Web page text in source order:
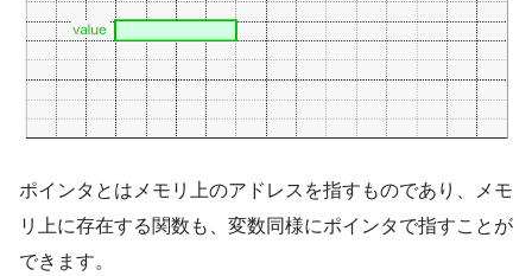
ポインタとはメモリ上のアドレスを指すものであり、メモ
リ上に存在する関数も、変数同様にポインタで指すことが
できます。